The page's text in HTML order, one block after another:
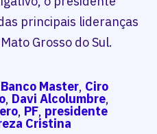
principais lideranças
Grosso do Sul.
Banco Master, Ciro
, Davi Alcolumbre,
, PF, presidente
Cristina